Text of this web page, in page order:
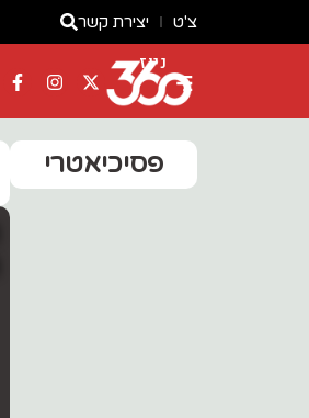
צ'ט יצירת קשר
ניוז
פסיכיאטרי